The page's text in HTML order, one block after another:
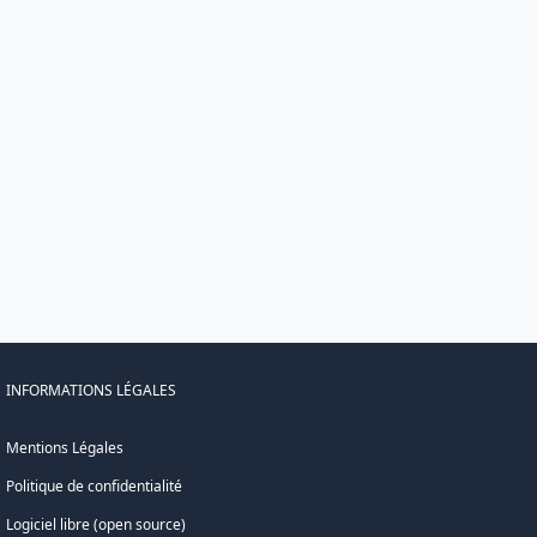
INFORMATIONS LÉGALES
Mentions Légales
Politique de confidentialité
Logiciel libre (open source)